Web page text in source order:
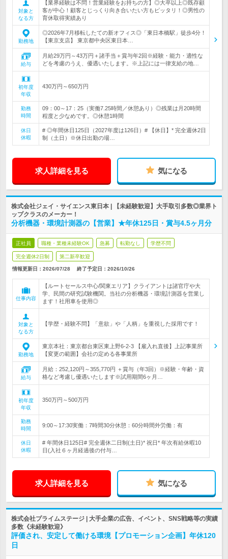
対象と
なる方
【業界経験は不問！営業経験をお持ちの方】◎大卒以上◎既存顧
客が中心！顧客とじっくり向き合いたい方もピッタリ！◎男性の
育休取得実績あり
勤務地
◎2026年7月移転したての新オフィス◎「東日本橋駅」徒歩4分！
【東京支店】 東京都中央区東日本…
給与
月給29万円～43万円＋諸手当＋賞与年2回※経験・能力・適性な
どを考慮のうえ、優遇いたします。※上記には一律支給の地…
初年度
年収
430万円～650万円
勤務
時間
09：00～17：25（実働7.25時間／休憩あり）◎残業は月20時間
程度と少なめです。◎休憩1時間
休日
休暇
# ◎年間休日125日（2027年度は126日）# 【休日】* 完全週休2日
制（土日）※休日出勤の場…
求人詳細を見る 気になる
株式会社ジェイ・サイエンス東日本 | 【未経験歓迎】大手取引多数◎業界ト
ップクラスのメーカー！
分析機器・環境計測器の【営業】★年休125日・賞与4.5ヶ月分
正社員 職種・業種未経験OK 急募 転勤なし 学歴不問
完全週休2日制 第二新卒歓迎
情報更新日：2026/07/28 終了予定日： 2026/10/26
仕事内容
【ルートセールス中心/関東エリア】クライアントは諸官庁や大
学、民間の研究試験機関。当社の分析機器・環境計測器を営業し
ます！社用車を使用◎
対象と
なる方
【学歴・経験不問】「意欲」や「人柄」を重視した採用です！
勤務地
東京本社：東京都台東区東上野6-2-3 【雇入れ直後】上記事業所
【変更の範囲】会社の定める各事業所
給与
月給：252,120円～355,770円 ＋賞与（年3回）※経験・年齢・資
格など考慮し優遇いたします※試用期間6ヶ月…
初年度
年収
350万円～500万円
勤務
時間
9:00～17:30実働：7時間30分休憩：60分時間外労働：有
休日
休暇
# 年間休日125日# 完全週休二日制(土日)* 祝日* 年次有給休暇10
日(入社６ヶ月経過後の付与…
求人詳細を見る 気になる
株式会社プライムステージ | 大手企業の広告、イベント、SNS戦略等の実績
多数《未経験歓迎》
評価され、安定して働ける環境【プロモーション企画】年休120
日